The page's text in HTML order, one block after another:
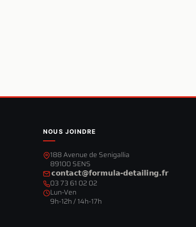
NOUS JOINDRE
188 Avenue de Senigallia
89100 SENS
03 73 61 02 02
Lun-Ven
9h-12h / 14h-17h